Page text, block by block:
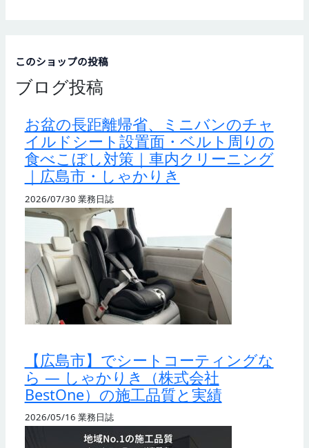
このショップの投稿
ブログ投稿
お盆の長距離帰省、ミニバンのチャ
イルドシート設置面・ベルト周りの
食べこぼし対策｜車内クリーニング
｜広島市・しゃかりき
2026/07/30 業務日誌
【広島市】でシートコーティングな
ら — しゃかりき（株式会社
BestOne）の施工品質と実績
2026/05/16 業務日誌